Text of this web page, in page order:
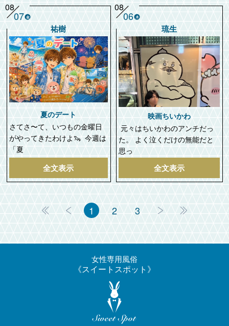
祐樹
夏のデート
さてさ〜て、いつもの金曜日
がやってきたわけよ🦦 今週は
「夏
全文表示
08
07 金
琉生
映画ちいかわ
元々はちいかわのアンチだっ
た。 よく泣くだけの無能だと
思っ
全文表示
08
06 木
1 2 3
女性専用風俗
スイートスポット